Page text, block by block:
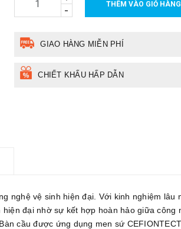
-
THÊM VÀO GIỎ HÀNG
GIAO HÀNG MIỄN PHÍ
CHIẾT KHẤU HẤP DẪN
nghệ vệ sinh hiện đại. Với kinh nghiệm
đại nhờ sự kết hợp hoàn hảo giữa
cầu được ứng dụng men sứ